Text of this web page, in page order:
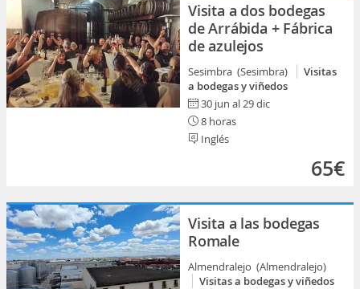
Visita a dos bodegas
de Arrábida + Fábrica
de azulejos
Sesimbra (Sesimbra)
Visitas
a bodegas y viñedos
30 jun al 29 dic
8 horas
Inglés
65€
Visita a las bodegas
Romale
Almendralejo (Almendralejo)
Visitas a bodegas y viñedos